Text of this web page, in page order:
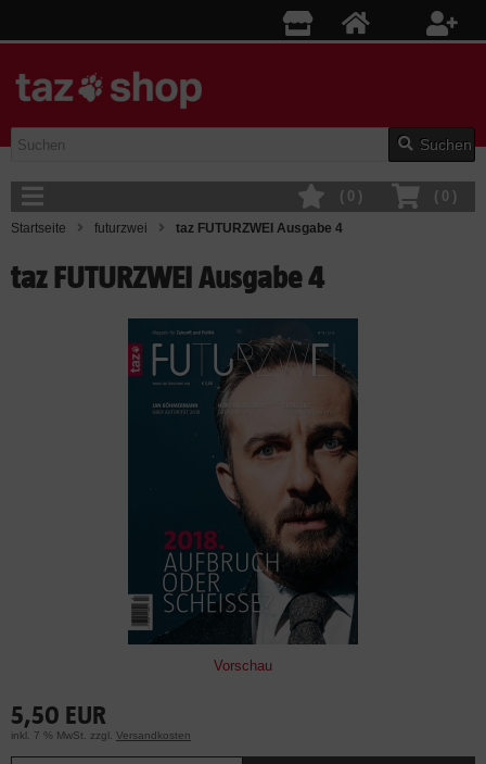
Suchen
( 0 )
( 0 )
Startseite futurzwei taz FUTURZWEI Ausgabe 4
taz FUTURZWEI Ausgabe 4
Vorschau
5,50 EUR
inkl. 7 % MwSt. zzgl. Versandkosten